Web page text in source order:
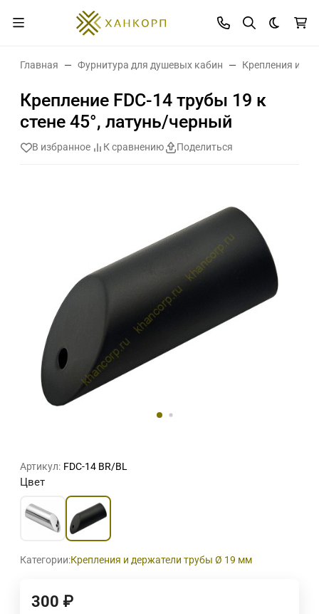
Темная
Главная Фурнитура для душевых кабин Крепления и
Крепление FDC-14 трубы 19 к
стене 45°, латунь/черный
В избранное К сравнению Поделиться
Артикул: FDC-14 BR/BL
Цвет
Категории:Крепления и держатели трубы Ø 19 мм
300 ₽